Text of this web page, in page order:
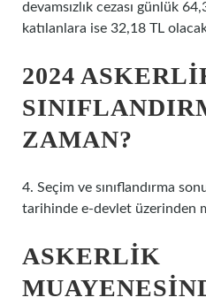
devamsızlık cezası günlük
katılanlara ise 32,18 TL
2024
ZAMAN?
4. Seçim ve sınıflandırma
tarihinde e-devlet üzerinden
ASKERLIK